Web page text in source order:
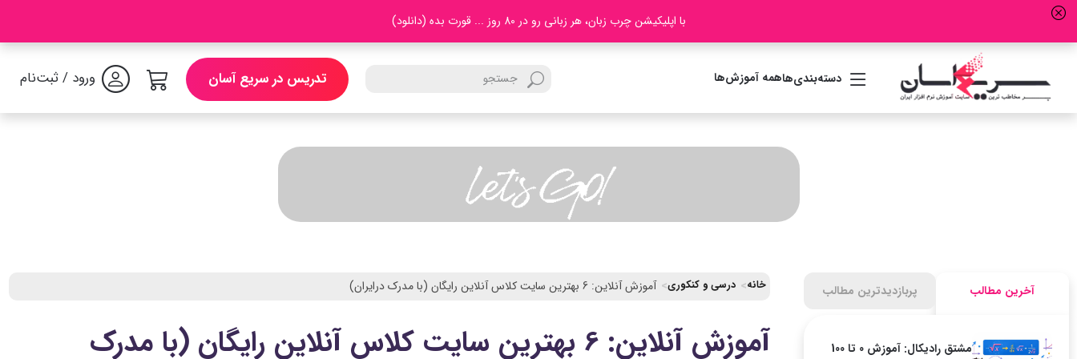
با اپلیکیشن چرب زبان، هر زبانی رو در 80 روز ... قورت بده (دانلود)
دسته‌بندی‌هاهمه آموزش‌ها تدریس در سریع آسان ورود / ثبت‌نام
آخرین مطالب پربازدیدترین مطالب
مشتق رادیکال: آموزش 0 تا 100
خانه درسی و کنکوری آموزش آنلاین: 6 بهترین سایت کلاس آنلاین رایگان (با مدرک درایران)
آموزش آنلاین: 6 بهترین سایت کلاس آنلاین رایگان (با مدرک